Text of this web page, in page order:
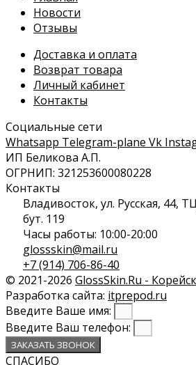
Новости
Отзывы
Доставка и оплата
Возврат товара
Личный кабинет
Контакты
Социальные сети
Whatsapp Telegram-plane Vk
ИП Беликова А.П.
ОГРНИП: 321253600080228
Контакты
Владивосток, ул. Русская, 44,
бут. 119
Часы работы: 10:00-20:00
glossskin@mail.ru
+7 (914) 706-86-40
© 2021-2026 GlossSkin.Ru -
Разработка сайта: itprepod.ru
Введите Ваше имя:
Введите Ваш телефон:
ЗАКАЗАТЬ ЗВОНОК
СПАСИБО